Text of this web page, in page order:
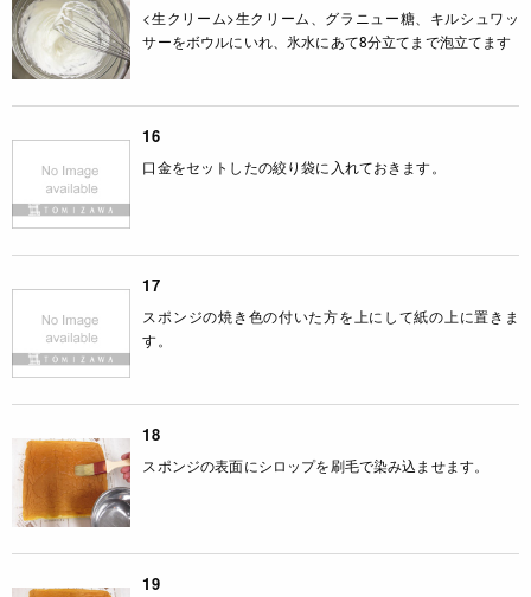
<生クリーム>生クリーム、グラニュー糖、キルシュワッ
サーをボウルにいれ、氷水にあて8分立てまで泡立てます
16
口金をセットしたの絞り袋に入れておきます。
17
スポンジの焼き色の付いた方を上にして紙の上に置きま
す。
18
スポンジの表面にシロップを刷毛で染み込ませます。
19